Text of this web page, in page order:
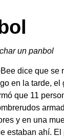
un panbol
dice que se
en la tarde,
que 11
y en una
estaban ahí.